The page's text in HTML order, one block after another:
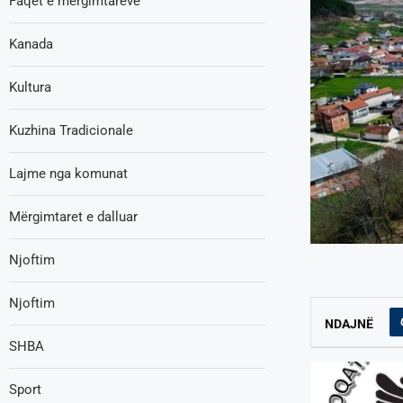
NDAJNË
Kanada
Kultura
Kuzhina Tradicionale
Lajme nga komunat
Mërgimtaret e dalluar
Njoftim
Njoftim
SHBA
Sport